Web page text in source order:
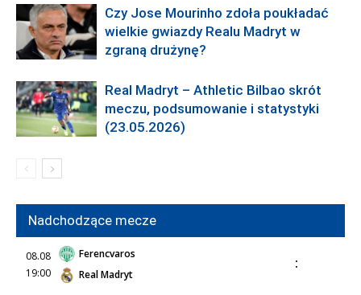
Czy Jose Mourinho zdoła poukładać
wielkie gwiazdy Realu Madryt w
zgraną drużynę?
Real Madryt – Athletic Bilbao skrót
meczu, podsumowanie i statystyki
(23.05.2026)
Nadchodzące mecze
08.08
19:00
Ferencvaros
Real Madryt
: